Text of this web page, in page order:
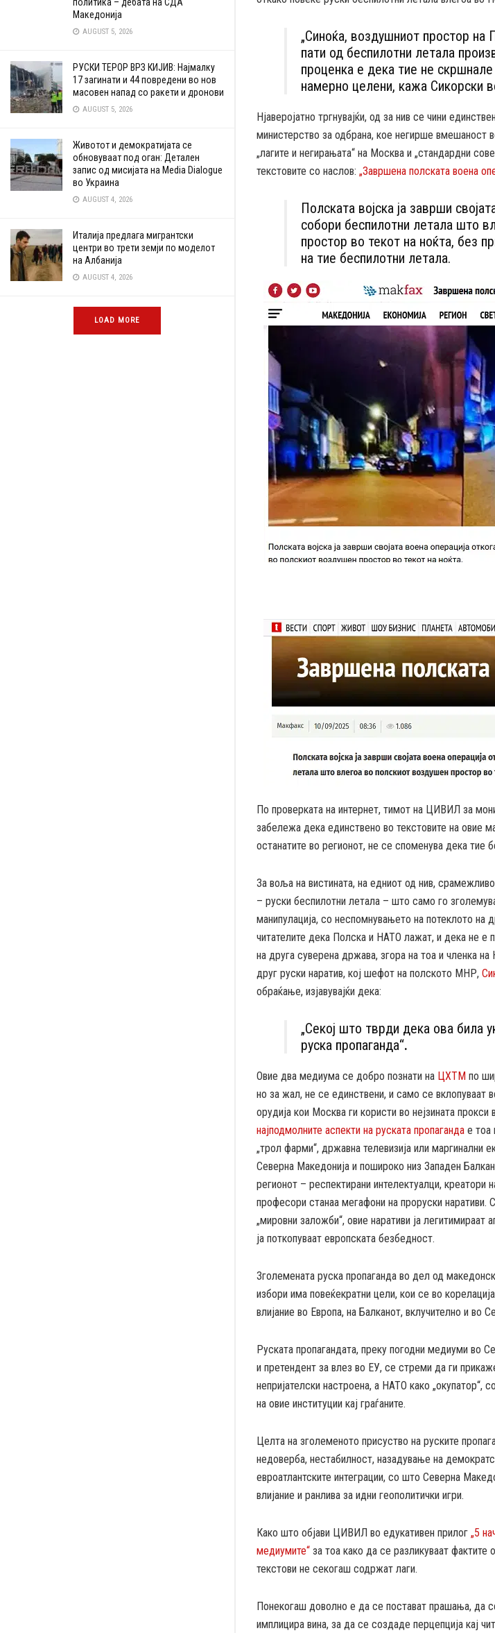
Македонија
AUGUST 5, 2026
РУСКИ ТЕРОР ВРЗ КИЈИВ: Најмалку
17 загинати и 44 повредени во нов
масовен напад со ракети и дронови
AUGUST 5, 2026
Животот и демократијата се
обновуваат под оган: Детален
запис од мисијата на Media Dialogue
во Украина
AUGUST 4, 2026
Италија предлага мигрантски
центри во трети земји по моделот
на Албанија
AUGUST 4, 2026
LOAD MORE
„Синоќа, воздушниот простор
пати од беспилотни летала
проценка е дека тие не
намерно целени, кажа Сикорски
Нјаверојатно тргнувајќи, од за нив се чини
министерство за одбрана, кое негирше вмешаност
„лагите и негирањата“ на Москва и „стандардни
текстовите со наслов: „Завршена полската воена
Полската војска ја заврши
собори беспилотни летала што
простор во текот на ноќта, без
на тие беспилотни летала.
По проверката на интернет, тимот на ЦИВИЛ за
забележа дека единствено во текстовите на овие
останатите во регионот, не се споменува дека тие
За воља на вистината, на едниот од нив,
– руски беспилотни летала – што само го
манипулација, со неспомнувањето на потеклото на
читателите дека Полска и НАТО лажат, и дека не е
на друга суверена држава, згора на тоа и членка
друг руски наратив, кој шефот на полското МНР,
обраќање, изјавувајќи дека:
„Секој што тврди дека ова била
руска пропаганда“.
Овие два медиума се добро познати на ЦХТМ по
но за жал, не се единствени, и само се вклопуваат
орудија кои Москва ги користи во нејзината
најподмолните аспекти на руската пропаганда е тоа
„трол фарми“, државна телевизија или маргинални
Северна Македонија и пошироко низ Западен
регионот – респектирани интелектуалци, креатори
професори станаа мегафони на проруски наративи.
„мировни заложби“, овие наративи ја легитимираат
ја поткопуваат европската безбедност.
Зголемената руска пропаганда во дел од
избори има повеќекратни цели, кои се во
влијание во Европа, на Балканот, вклучително и во
Руската пропагандата, преку погодни медиуми во
и претендент за влез во ЕУ, се стреми да ги
непријателски настроена, а НАТО како „окупатор“,
на овие институции кај граѓаните.
Целта на зголеменото присуство на руските
недоверба, нестабилност, назадување на
евроатлантските интеграции, со што Северна
влијание и ранлива за идни геополитички игри.
Како што објави ЦИВИЛ во едукативен прилог „5
медиумите“ за тоа како да се разликуваат фактите
текстови не секогаш содржат лаги.
Понекогаш доволно е да се постават прашања, да
имплицира вина, за да се создаде перцепција кај